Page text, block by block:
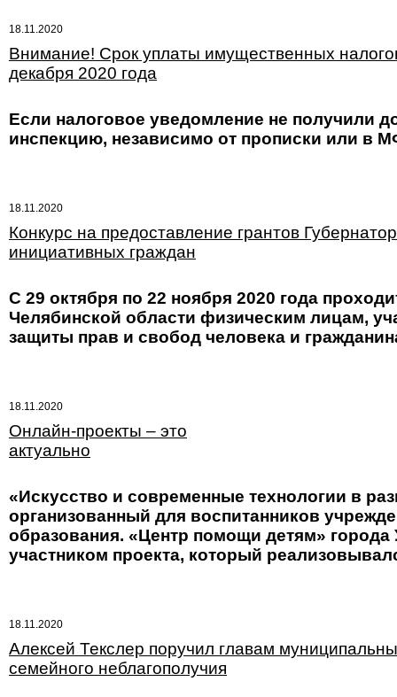
18.11.2020
Внимание! Срок уплаты имущественных
декабря 2020 года
Если налоговое уведомление не получили
инспекцию, независимо от прописки или в
18.11.2020
Конкурс на предоставление грантов
инициативных граждан
С 29 октября по 22 ноября 2020 года
Челябинской области физическим лицам,
защиты прав и свобод человека и
18.11.2020
Онлайн-проекты – это
актуально
«Искусство и современные технологии в
организованный для воспитанников
образования. «Центр помощи детям» города
участником проекта, который
18.11.2020
Алексей Текслер поручил главам
семейного неблагополучия